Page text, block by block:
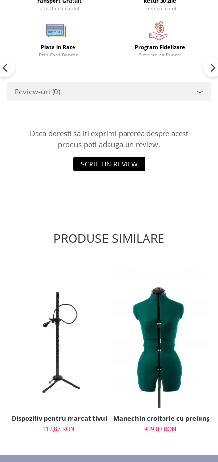
La plata cu cardul Timp suficient
Plata in Rate
Prin Card Bancar
Program Fidelizare
Plateste cu Puncte
Review-uri (0)
Daca doresti sa iti exprimi parerea despre acest
produs poti adauga un review.
SCRIE UN REVIEW
PRODUSE SIMILARE
Dispozitiv pentru marcat tivul, Adjustoform, FG515
112,87 RON
Manechin croitorie cu
909,03 RON